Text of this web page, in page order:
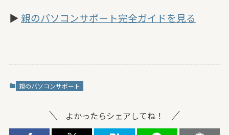
▶ 親のパソコンサポート完全ガイドを見る
親のパソコンサポート
よかったらシェアしてね！